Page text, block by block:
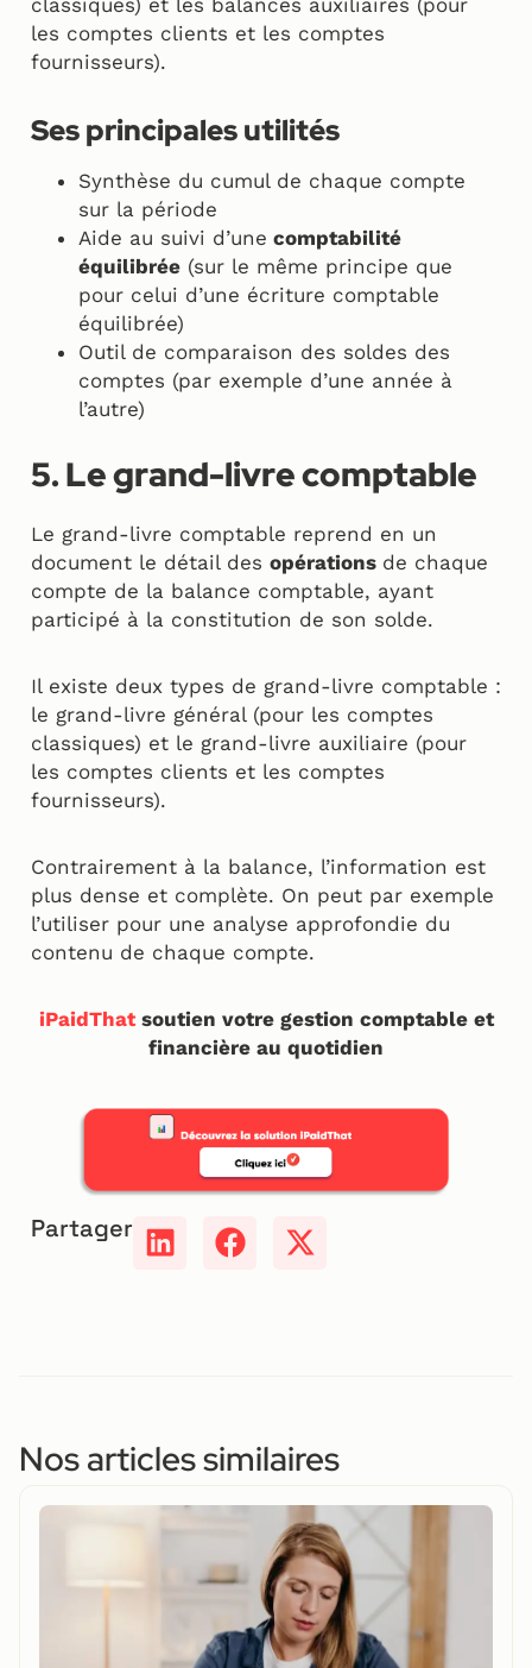
classiques) et les balances auxiliaires (pour
les comptes clients et les comptes
fournisseurs).
Sesprincipalesutilités
Synthèse du cumul de chaque compte
sur la période
Aide au suivi d’une comptabilité
équilibrée (sur le même principe que
pour celui d’une écriture comptable
équilibrée)
Outil de comparaison des soldes des
comptes (par exemple d’une année à
l’autre)
5. Le grand-livre comptable
Le grand-livre comptable reprend en un
document le détail des opérations de chaque
compte de la balance comptable, ayant
participé à la constitution de son solde.
Il existe deux types de grand-livre comptable :
le grand-livre général (pour les comptes
classiques) et le grand-livre auxiliaire (pour
les comptes clients et les comptes
fournisseurs).
Contrairement à la balance, l’information est
plus dense et complète. On peut par exemple
l’utiliser pour une analyse approfondie du
contenu de chaque compte.
iPaidThatsoutien votre gestion comptable et
financière au quotidien
Partager
Nos articles similaires